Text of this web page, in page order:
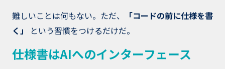
難しいことは何もない。ただ、
「コードの前に仕様を書
く」
という習慣をつけるだけだ。
仕様書はAIへのインターフェース